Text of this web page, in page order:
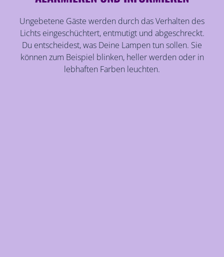
Ungebetene Gäste werden durch das Verhalten des
Lichts eingeschüchtert, entmutigt und abgeschreckt.
Du entscheidest, was Deine Lampen tun sollen. Sie
können zum Beispiel blinken, heller werden oder in
lebhaften Farben leuchten.